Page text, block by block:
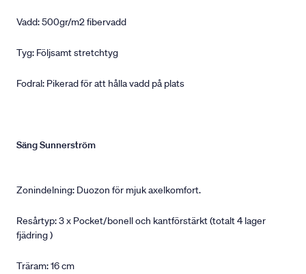
Vadd: 500gr/m2 fibervadd
Tyg: Följsamt stretchtyg
Fodral: Pikerad för att hålla vadd på plats
Säng Sunnerström
Zonindelning: Duozon för mjuk axelkomfort.
Resårtyp: 3 x Pocket/bonell och kantförstärkt (totalt 4 lager
fjädring )
Träram: 16 cm